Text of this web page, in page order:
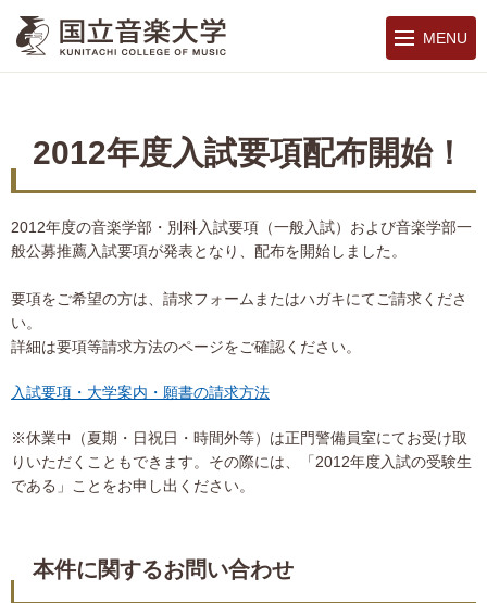
MENU
2012年度入試要項配布開始！
2012年度の音楽学部・別科入試要項（一般入試）および音楽学部一
般公募推薦入試要項が発表となり、配布を開始しました。
要項をご希望の方は、請求フォームまたはハガキにてご請求くださ
い。
詳細は要項等請求方法のページをご確認ください。
入試要項・大学案内・願書の請求方法
※休業中（夏期・日祝日・時間外等）は正門警備員室にてお受け取
りいただくこともできます。その際には、「2012年度入試の受験生
である」ことをお申し出ください。
本件に関するお問い合わせ